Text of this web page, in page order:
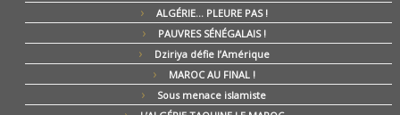
ALGÉRIE… PLEURE PAS !
PAUVRES SÉNÉGALAIS !
Dziriya défie l’Amérique
MAROC AU FINAL !
Sous menace islamiste